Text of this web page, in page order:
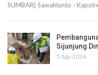
SUMBAR| Sawahlunto -
Sijunjung
5 Agu 2026